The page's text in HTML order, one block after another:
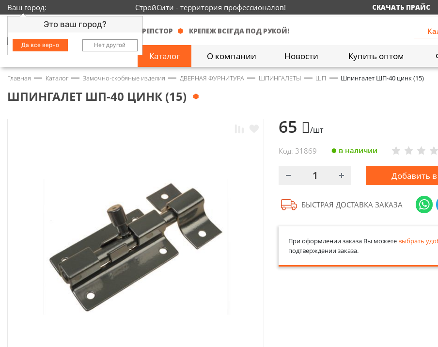
Ваш город:
Это ваш город?
Да все верно Нет другой
СтройСити - территория профессионалов! СКАЧАТЬ ПРАЙС
КРЕПСТОР КРЕПЕЖ ВСЕГДА ПОД РУКОЙ!
Каталог О компании Новости Купить оптом
Замочно-скобяные
изделия
1429
Электроды и проволока
Хиты продаж
Главная Каталог Замочно-скобяные изделия ДВЕРНАЯ ФУРНИТУРА ШПИНГАЛЕТЫ ШП Шпингалет ШП-40 цинк (15)
ШПИНГАЛЕТ ШП-40 ЦИНК (15)
65 /шт
Код: 31869 в наличии
Добавить
БЫСТРАЯ ДОСТАВКА ЗАКАЗА
При оформлении заказа Вы можете выбрать
подтверждении заказа.